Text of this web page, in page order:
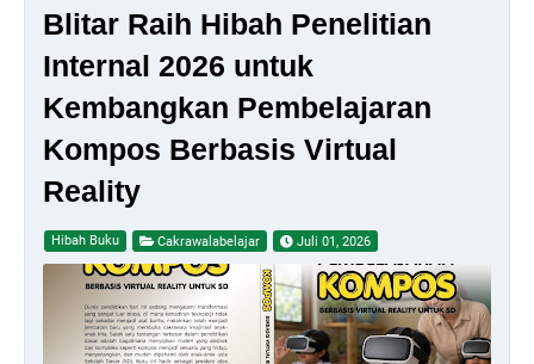
Blitar Raih Hibah Penelitian
Internal 2026 untuk
Kembangkan Pembelajaran
Kompos Berbasis Virtual
Reality
Hibah Buku Cakrawalabelajar Juli 01, 2026